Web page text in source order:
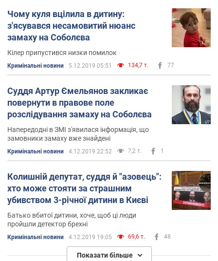
Чому куля вцілила в дитину:
з'ясувався несамовитий нюанс
замаху на Соболєва
Кілер припустився низки помилок
Кримінальні новини 5.12.2019 05:51 134,7 т. 77
Суддя Артур Ємельянов закликає
повернути в правове поле
розслідування замаху на Соболєва
Напередодні в ЗМІ з'явилася інформація, що
замовники замаху вже знайдені
Кримінальні новини 4.12.2019 22:52 7,2 т. 1
Колишній депутат, суддя й "азовець":
хто може стояти за страшним
убивством 3-річної дитини в Києві
Батько вбитої дитини, хоче, щоб ці люди
пройшли детектор брехні
Кримінальні новини 4.12.2019 19:05 69,6 т. 48
Показати більше